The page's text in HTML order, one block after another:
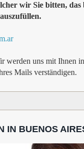
wir Sie bitten, das
uns mit Ihnen
Mails verständigen.
IN BUENOS